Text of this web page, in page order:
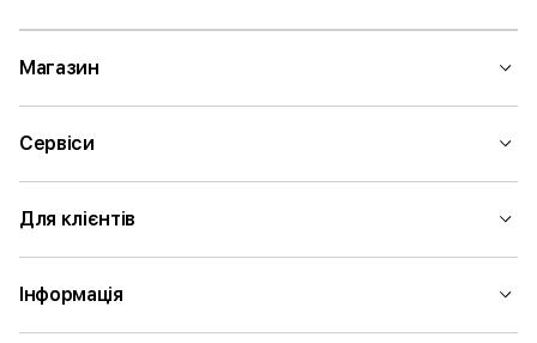
Магазин
Сервіси
Для клієнтів
Інформація